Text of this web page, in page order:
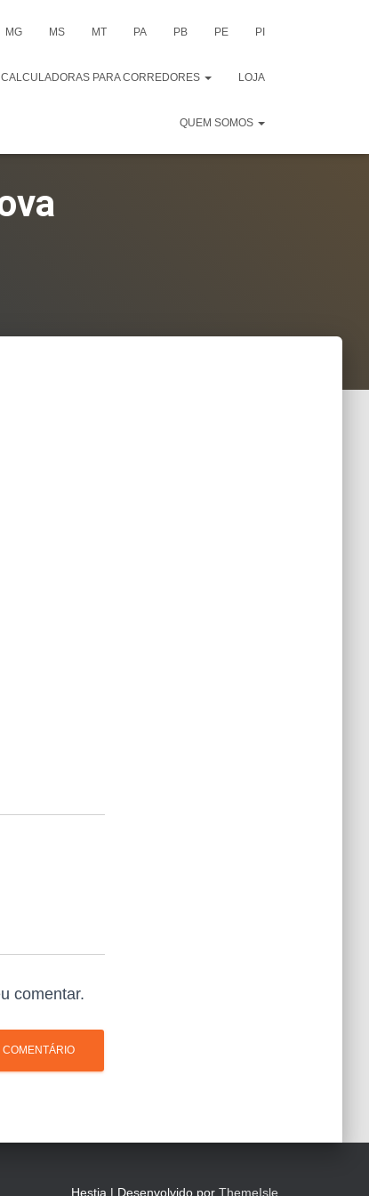
MG MS MT PA PB PE PI
CALCULADORAS PARA CORREDORES LOJA
QUEM SOMOS
comentar.
Hestia | Desenvolvido por ThemeIsle